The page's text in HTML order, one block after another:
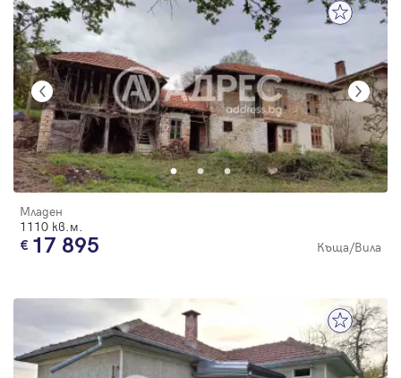
Младен
1110 кв.м.
17 895 Къща/Вила